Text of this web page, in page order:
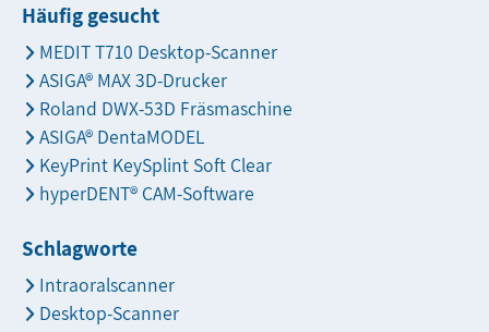
Häufig gesucht
MEDIT T710 Desktop-Scanner
ASIGA® MAX 3D-Drucker
Roland DWX-53D Fräsmaschine
ASIGA® DentaMODEL
KeyPrint KeySplint Soft Clear
hyperDENT® CAM-Software
Schlagworte
Intraoralscanner
Desktop-Scanner